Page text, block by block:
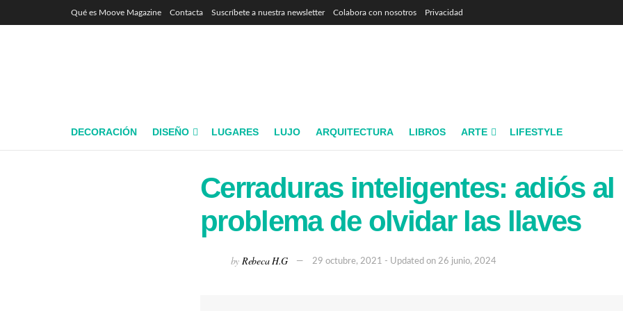
Qué es Moove Magazine Contacta Suscríbete a nuestra newsletter Colabora con nosotros Privacidad
DECORACIÓN DISEÑO LUGARES LUJO ARQUITECTURA LIBROS ARTE LIFESTYLE
Cerraduras inteligentes: adiós al
problema de olvidar las llaves
by Rebeca H.G 29 octubre, 2021 - Updated on 26 junio, 2024